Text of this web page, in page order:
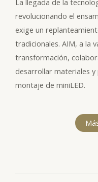
revolucionando el
exige un
tradicionales. AIM, a la
transformación,
desarrollar materiales
montaje de miniLED.